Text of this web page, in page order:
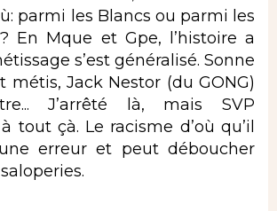
parmi les Blancs ou parmi les
En Mque et Gpe, l’histoire a
s’est généralisé. Sonne
métis, Jack Nestor (du GONG)
J’arrêté là, mais SVP
tout çà. Le racisme d’où qu’il
erreur et peut déboucher